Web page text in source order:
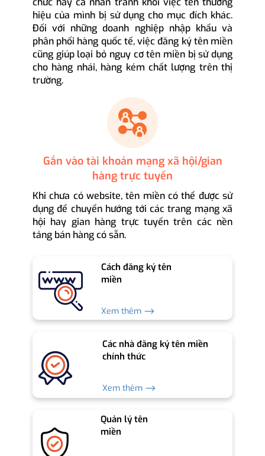
hiệu của mình bị sử dụng cho mục đích khác.
Đối với những doanh nghiệp nhập khẩu và
phân phối hàng quốc tế, việc đăng ký tên miền
cũng giúp loại bỏ nguy cơ tên miền bị sử dụng
cho hàng nhái, hàng kém chất lượng trên thị
trường.
Gắn vào tài khoản mạng xã hội/gian
hàng trực tuyến
Khi chưa có website, tên miền có thể được sử
dụng để chuyển hướng tới các trang mạng xã
hội hay gian hàng trực tuyến trên các nền
tảng bán hàng có sẵn.
Cách đăng ký tên
miền
Xem thêm ⟶
Các nhà đăng ký tên miền
chính thức
Xem thêm ⟶
Quản lý tên
miền